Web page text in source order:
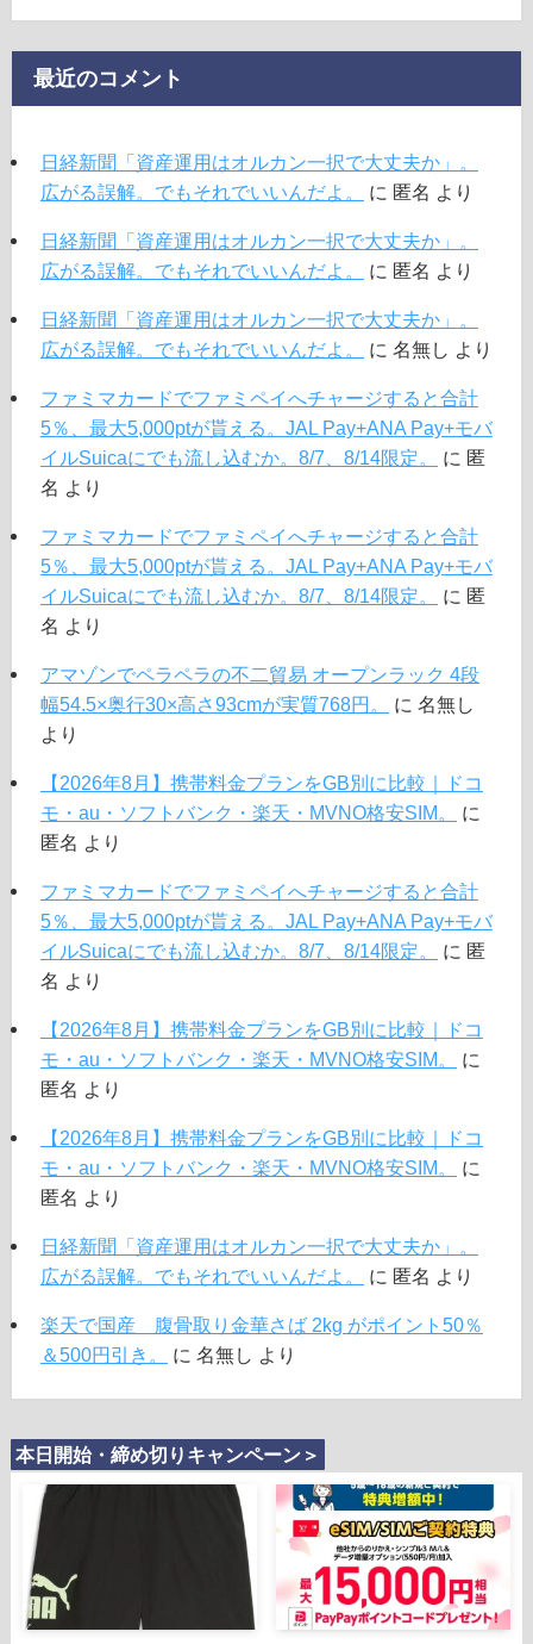
最近のコメント
日経新聞「資産運用はオルカン一択で大丈夫か」。
広がる誤解。でもそれでいいんだよ。
に 匿名 より
日経新聞「資産運用はオルカン一択で大丈夫か」。
広がる誤解。でもそれでいいんだよ。
に 匿名 より
日経新聞「資産運用はオルカン一択で大丈夫か」。
広がる誤解。でもそれでいいんだよ。
に 名無し より
ファミマカードでファミペイへチャージすると合計
5％、最大5,000ptが貰える。JAL Pay+ANA Pay+モバ
イルSuicaにでも流し込むか。8/7、8/14限定。
に 匿
名 より
ファミマカードでファミペイへチャージすると合計
5％、最大5,000ptが貰える。JAL Pay+ANA Pay+モバ
イルSuicaにでも流し込むか。8/7、8/14限定。
に 匿
名 より
アマゾンでペラペラの不二貿易 オープンラック 4段
幅54.5×奥行30×高さ93cmが実質768円。
に 名無し
より
【2026年8月】携帯料金プランをGB別に比較｜ドコ
モ・au・ソフトバンク・楽天・MVNO格安SIM。
に
匿名 より
ファミマカードでファミペイへチャージすると合計
5％、最大5,000ptが貰える。JAL Pay+ANA Pay+モバ
イルSuicaにでも流し込むか。8/7、8/14限定。
に 匿
名 より
【2026年8月】携帯料金プランをGB別に比較｜ドコ
モ・au・ソフトバンク・楽天・MVNO格安SIM。
に
匿名 より
【2026年8月】携帯料金プランをGB別に比較｜ドコ
モ・au・ソフトバンク・楽天・MVNO格安SIM。
に
匿名 より
日経新聞「資産運用はオルカン一択で大丈夫か」。
広がる誤解。でもそれでいいんだよ。
に 匿名 より
楽天で国産 腹骨取り金華さば 2kg がポイント50％
＆500円引き。
に 名無し より
本日開始・締め切りキャンペーン＞